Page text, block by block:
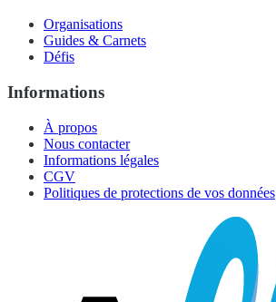
Organisations
Guides & Carnets
Défis
Informations
À propos
Nous contacter
Informations légales
CGV
Politiques de protections de vos données